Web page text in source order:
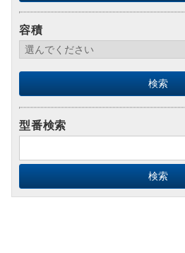
容積
型番検索